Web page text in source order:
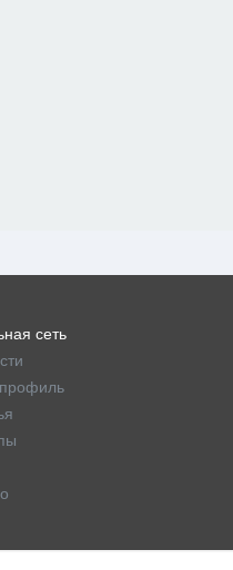
сеть